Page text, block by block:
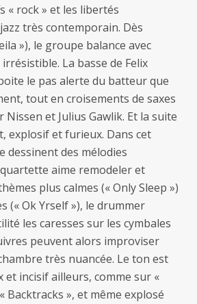
« rock » et les libertés
très contemporain. Dès
»), le groupe balance avec
La basse de Felix
le pas alerte du batteur que
tout en croisements de saxes
et Julius Gawlik. Et la suite
explosif et furieux. Dans cet
dessinent des mélodies
aime remodeler et
plus calmes (« Only Sleep »)
(« Ok Yrself »), le drummer
les caresses sur les cymbales
peuvent alors improviser
très nuancée. Le ton est
et incisif ailleurs, comme sur «
Backtracks », et même explosé